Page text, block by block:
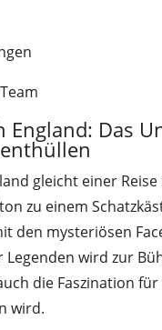
England: Das
gleicht einer
zu einem
den mysteriösen
Legenden wird zur
die Faszination
wird.